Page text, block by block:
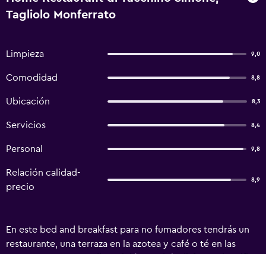
Tagliolo Monferrato
Limpieza 9,0
Comodidad 8,8
Ubicación 8,3
Servicios 8,4
Personal 9,8
Relación calidad-
precio
8,9
En este bed and breakfast para no fumadores tendrás un
restaurante, una terraza en la azotea y café o té en las